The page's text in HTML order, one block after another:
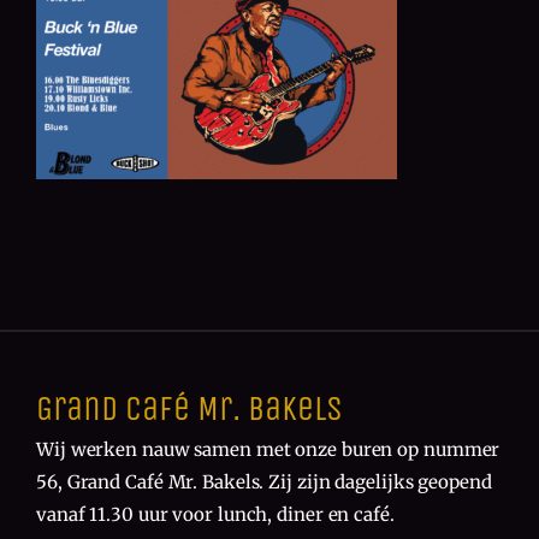
Grand Café Mr. Bakels
Wij werken nauw samen met onze buren op nummer
56, Grand Café Mr. Bakels. Zij zijn dagelijks geopend
vanaf 11.30 uur voor lunch, diner en café.